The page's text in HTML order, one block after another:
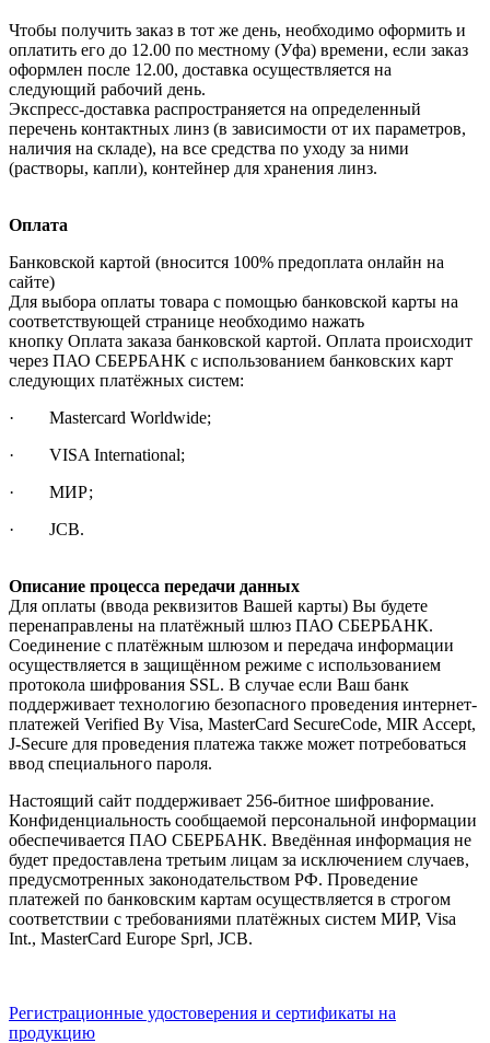
Чтобы получить заказ в тот же день, необходимо оформить и
оплатить его до 12.00 по местному (Уфа) времени, если заказ
оформлен после 12.00, доставка осуществляется на
следующий рабочий день.
Экспресс-доставка распространяется на определенный
перечень контактных линз (в зависимости от их параметров,
наличия на складе), на все средства по уходу за ними
(растворы, капли), контейнер для хранения линз.
Оплата
Банковской картой (вносится 100% предоплата онлайн на
сайте)
Для выбора оплаты товара с помощью банковской карты на
соответствующей странице необходимо нажать
кнопку Оплата заказа банковской картой. Оплата происходит
через ПАО СБЕРБАНК с использованием банковских карт
следующих платёжных систем:
· Mastercard Worldwide;
· VISA International;
· МИР;
· JCB.
Описание процесса передачи данных
Для оплаты (ввода реквизитов Вашей карты) Вы будете
перенаправлены на платёжный шлюз ПАО СБЕРБАНК.
Соединение с платёжным шлюзом и передача информации
осуществляется в защищённом режиме с использованием
протокола шифрования SSL. В случае если Ваш банк
поддерживает технологию безопасного проведения интернет-
платежей Verified By Visa, MasterCard SecureCode, MIR Accept,
J-Secure для проведения платежа также может потребоваться
ввод специального пароля.
Настоящий сайт поддерживает 256-битное шифрование.
Конфиденциальность сообщаемой персональной информации
обеспечивается ПАО СБЕРБАНК. Введённая информация не
будет предоставлена третьим лицам за исключением случаев,
предусмотренных законодательством РФ. Проведение
платежей по банковским картам осуществляется в строгом
соответствии с требованиями платёжных систем МИР, Visa
Int., MasterCard Europe Sprl, JCB.
Регистрационные удостоверения и сертификаты на
продукцию